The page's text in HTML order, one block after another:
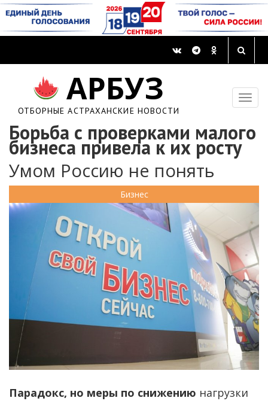
АРБУЗ
ОТБОРНЫЕ АСТРАХАНСКИЕ НОВОСТИ
Борьба с проверками малого
бизнеса привела к их росту
Умом Россию не понять
Бизнес
Парадокс, но меры по снижению нагрузки